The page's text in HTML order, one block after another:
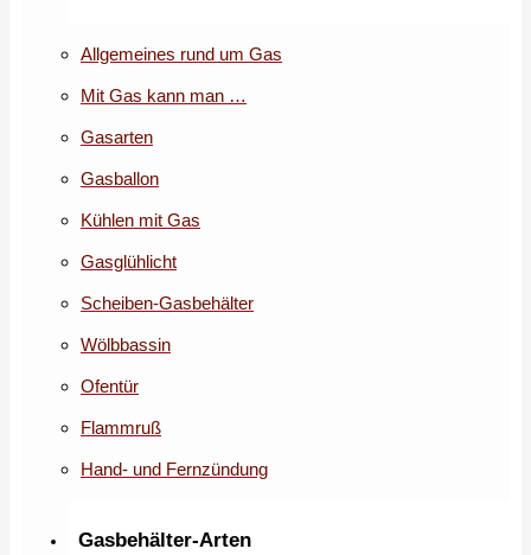
Allgemeines rund um Gas
Mit Gas kann man …
Gasarten
Gasballon
Kühlen mit Gas
Gasglühlicht
Scheiben-Gasbehälter
Wölbbassin
Ofentür
Flammruß
Hand- und Fernzündung
Gasbehälter-Arten